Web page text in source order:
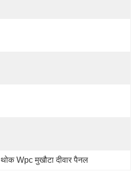
थोक Wpc मुखौटा दीवार पैनल